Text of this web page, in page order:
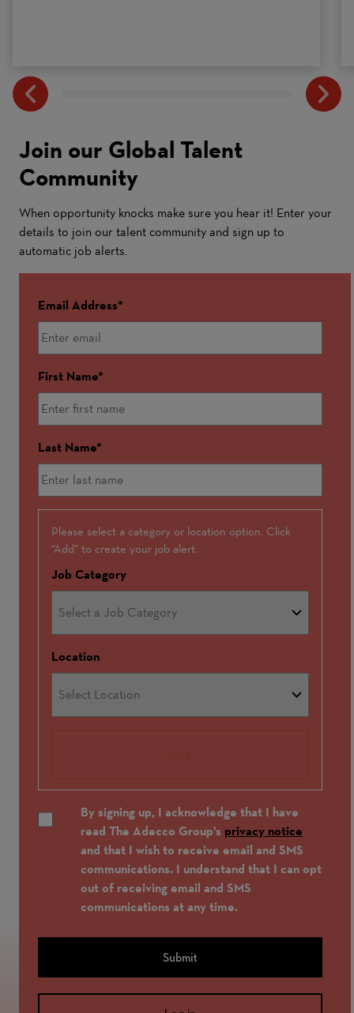
Join our Global Talent
Community
When opportunity knocks make sure you hear it! Enter your
details to join our talent community and sign up to
automatic job alerts.
Email Address
First Name
Last Name
Interested
In
Please select a category or location option. Click
“Add” to create your job alert.
Job Category
Location
By signing up, I acknowledge that I have
read The Adecco Group's privacy notice
and that I wish to receive email and SMS
communications. I understand that I can opt
out of receiving email and SMS
communications at any time.
Submit